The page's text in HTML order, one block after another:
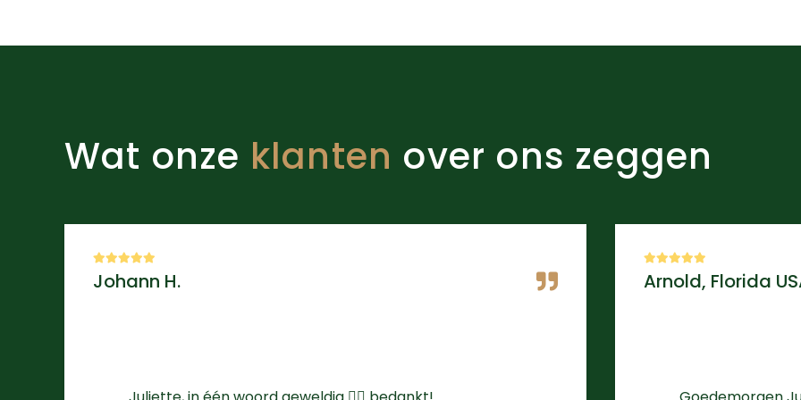
Wat onze klanten over ons zeggen
Johann H. Arnold, Florida